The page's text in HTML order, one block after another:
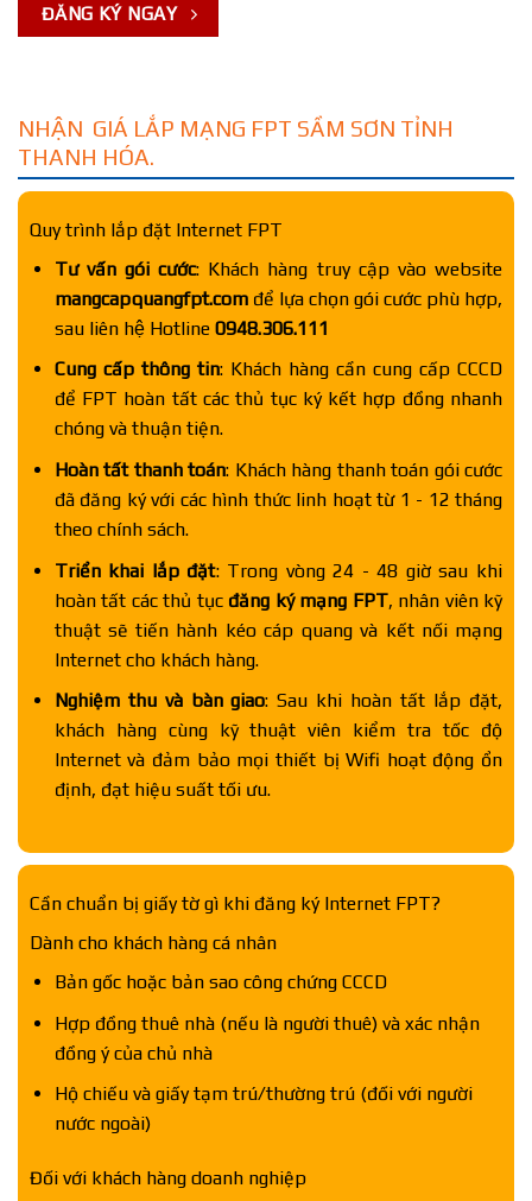
ĐĂNG KÝ NGAY
NHẬN GIÁ LẮP MẠNG FPT SẦM SƠN TỈNH
THANH HÓA.
Quy trình lắp đặt Internet FPT
Tư vấn gói cước: Khách hàng truy cập vào website
mangcapquangfpt.comđể lựa chọn gói cước phù hợp,
sau liên hệ Hotline 0948.306.111
Cung cấp thông tin: Khách hàng cần cung cấp CCCD
để FPT hoàn tất các thủ tục ký kết hợp đồng nhanh
chóng và thuận tiện.
Hoàn tất thanh toán: Khách hàng thanh toán gói cước
đã đăng ký với các hình thức linh hoạt từ 1 - 12 tháng
theo chính sách.
Triển khai lắp đặt: Trong vòng 24 - 48 giờ sau khi
hoàn tất các thủ tục đăng ký mạng FPT, nhân viên kỹ
thuật sẽ tiến hành kéo cáp quang và kết nối mạng
Internet cho khách hàng.
Nghiệm thu và bàn giao: Sau khi hoàn tất lắp đặt,
khách hàng cùng kỹ thuật viên kiểm tra tốc độ
Internet và đảm bảo mọi thiết bị Wifi hoạt động ổn
định, đạt hiệu suất tối ưu.
Cần chuẩn bị giấy tờ gì khi đăng ký Internet FPT?
Dành cho khách hàng cá nhân
Bản gốc hoặc bản sao công chứng CCCD
Hợp đồng thuê nhà (nếu là người thuê) và xác nhận
đồng ý của chủ nhà
Hộ chiếu và giấy tạm trú/thường trú (đối với người
nước ngoài)
Đối với khách hàng doanh nghiệp